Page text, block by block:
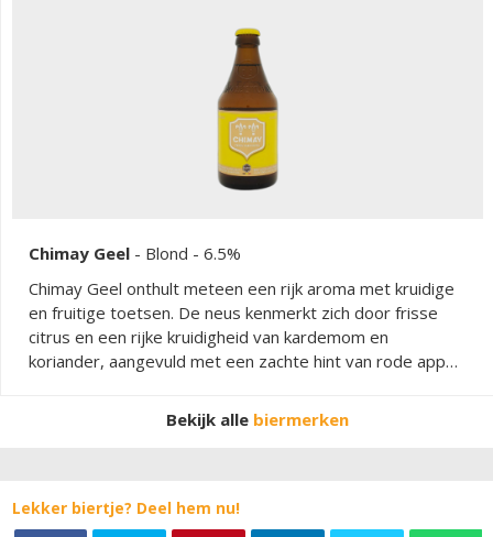
licht zoete moutsmaak met nuances van wafel en
honingbloesem, gevolgd door fruitige accenten van peer,
appel en citroen. De gist draagt bij aan een zachte,
romige textuur die perfect samengaat met de levendige
fruitigheid. De afdronk is droog en subtiel pittig, waarbij
kruidige hopbitterheid en vineuze gistspecerijen voor een
verfrissend slotakkoord zorgen.
Chimay Geel - Blond - 6.5%
Chimay Geel onthult meteen een rijk aroma met kruidige
en fruitige toetsen. De neus kenmerkt zich door frisse
citrus en een rijke kruidigheid van kardemom en
koriander, aangevuld met een zachte hint van rode appel,
terug, waarbij de kruidigheid in evenwicht wordt
gehouden door een levendige citrusfrisheid. De afdronk is
Bekijk alle biermerken
Lekker biertje? Deel hem nu!